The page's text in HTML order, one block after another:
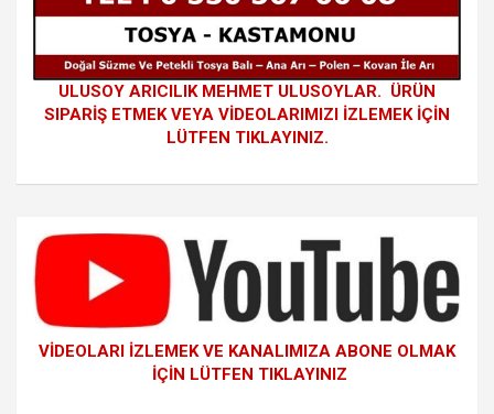
ULUSOY ARICILIK MEHMET ULUSOYLAR. ÜRÜN
SIPARİŞ ETMEK VEYA VİDEOLARIMIZI İZLEMEK İÇİN
LÜTFEN TIKLAYINIZ.
VİDEOLARI İZLEMEK VE KANALIMIZA ABONE OLMAK
İÇİN LÜTFEN TIKLAYINIZ